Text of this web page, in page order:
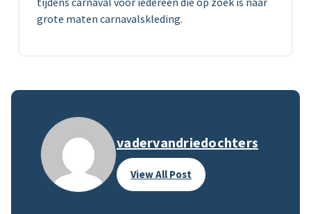
grote maten carnavalskleding.
vadervandriedochters
View All Post